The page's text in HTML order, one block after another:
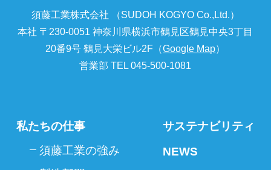
須藤工業株式会社 （SUDOH KOGYO Co.,Ltd.）
本社 〒230-0051 神奈川県横浜市鶴見区鶴見中央3丁目
20番9号 鶴見大栄ビル2F（Google Map）
営業部 TEL 045-500-1081
私たちの仕事
須藤工業の強み
サステナビリティ
NEWS